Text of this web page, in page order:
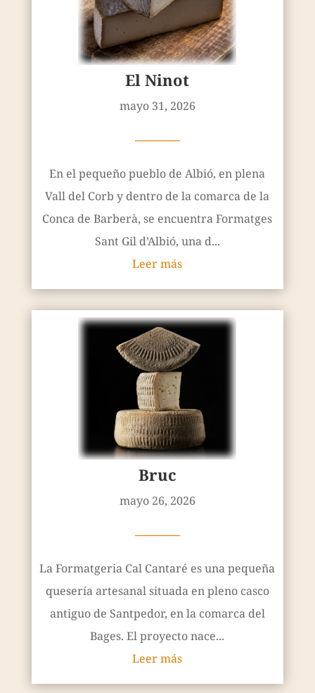
El Ninot
mayo 31, 2026
————
En el pequeño pueblo de Albió, en plena
Vall del Corb y dentro de la comarca de la
Conca de Barberà, se encuentra Formatges
Sant Gil d’Albió, una d...
Leer más
Bruc
mayo 26, 2026
————
La Formatgeria Cal Cantaré es una pequeña
quesería artesanal situada en pleno casco
antiguo de Santpedor, en la comarca del
Bages. El proyecto nace...
Leer más